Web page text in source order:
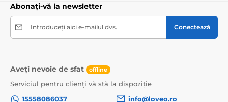
Abonați-vă la newsletter
Introduceți aici e-mailul dvs. Conectează
Aveți nevoie de sfat offline
Serviciul pentru clienți vă stă la dispoziție
15558086037
info@loveo.ro